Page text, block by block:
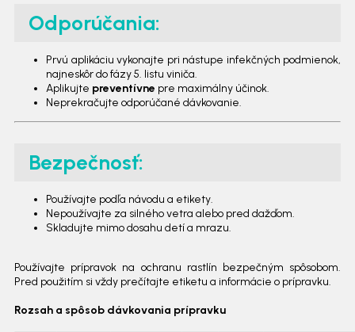
Odporúčania:
Prvú aplikáciu vykonajte pri nástupe infekčných podmienok,
najneskôr do fázy 5. listu viniča.
Aplikujte preventívne pre maximálny účinok.
Neprekračujte odporúčané dávkovanie.
Bezpečnosť:
Používajte podľa návodu a etikety.
Nepoužívajte za silného vetra alebo pred dažďom.
Skladujte mimo dosahu detí a mrazu.
Používajte prípravok na ochranu rastlín bezpečným spôsobom.
Pred použitím si vždy prečítajte etiketu a informácie o prípravku.
Rozsah a spôsob dávkovania prípravku